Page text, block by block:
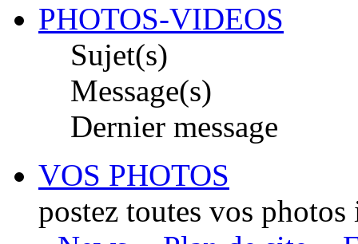
PHOTOS-VIDEOS
Sujet(s)
Message(s)
Dernier message
VOS PHOTOS
postez toutes vos photos